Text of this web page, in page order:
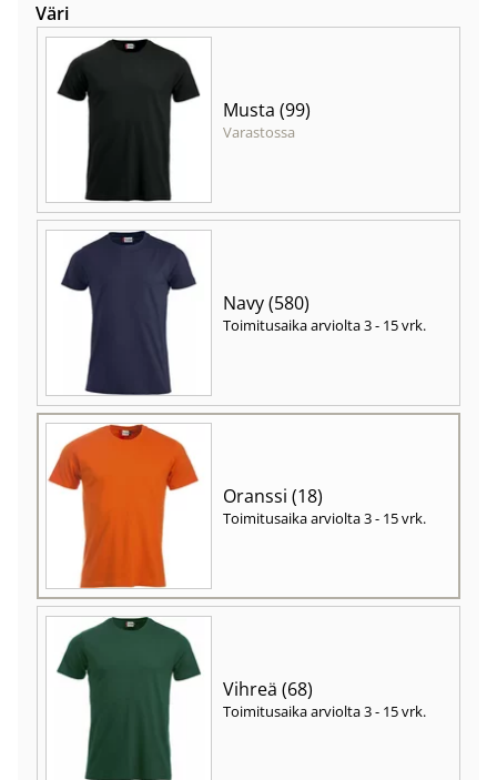
Väri
Musta (99)
Varastossa
Navy (580)
Toimitusaika arviolta3 - 15 vrk.
Oranssi (18)
Toimitusaika arviolta3 - 15 vrk.
Vihreä (68)
Toimitusaika arviolta3 - 15 vrk.